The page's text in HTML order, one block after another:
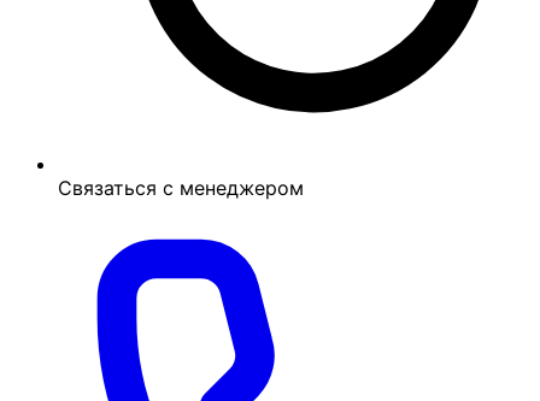
Связаться с менеджером